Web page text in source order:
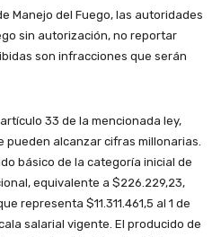
Manejo del Fuego, las autoridades
sin autorización, no reportar
son infracciones que serán
33 de la mencionada ley,
pueden alcanzar cifras millonarias.
básico de la categoría inicial de
equivalente a $226.229,23,
representa $11.311.461,5 al 1 de
salarial vigente. El producido de